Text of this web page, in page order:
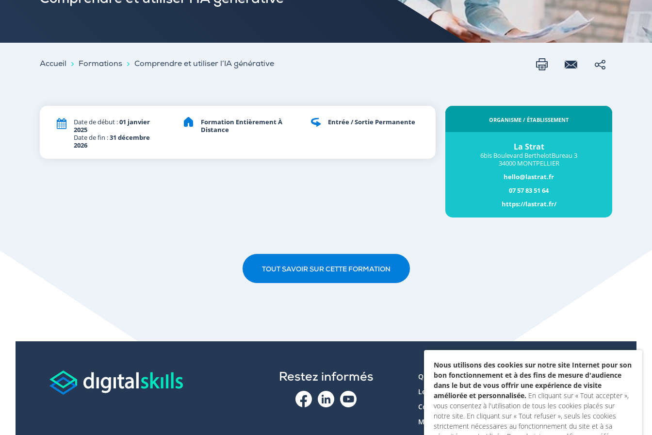
Accueil Formations Comprendre et utiliser l’IA générative
Date de début :01 janvier
2025
Date de fin :31 décembre
2026
Formation Entièrement À
Distance
Entrée / Sortie Permanente ORGANISME / ÉTABLISSEMENT
La Strat
6bis Boulevard BerthelotBureau 3
34000 MONTPELLIER
hello@lastrat.fr
07 57 83 51 64
https://lastrat.fr/
TOUT SAVOIR SUR CETTE FORMATION
Restez informés
Qui sommes-nous ?
Le projet
Contactez-nous
Mon compte
Données personnelles et
cookies
Accessibilité : non
conforme
Mentions légales
Nous utilisons des cookies sur notre site Internet pour son
bon fonctionnement et à des fins de mesure d'audience
dans le but de vous offrir une expérience de visite
améliorée et personnalisée. En cliquant sur « Tout accepter »,
vous consentez à l'utilisation de tous les cookies placés sur
notre site. En cliquant sur « Tout refuser », seuls les cookies
strictement nécessaires au fonctionnement du site et à sa